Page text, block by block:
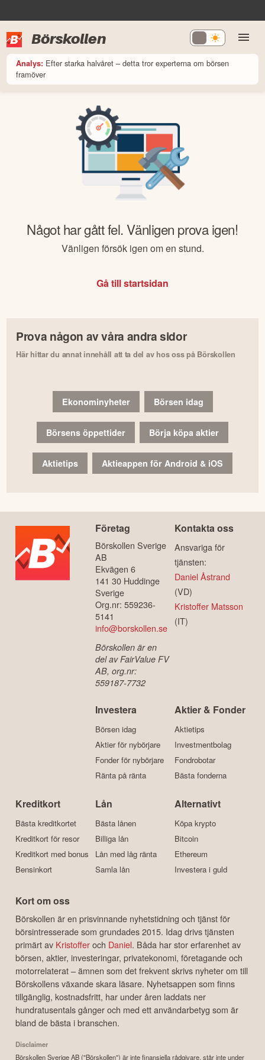
Börskollen
Analys: Efter starka halvåret – detta tror experterna om börsen
framöver
Något har gått fel. Vänligen prova igen!
Vänligen försök igen om en stund.
Gå till startsidan
Prova någon av våra andra sidor
Här hittar du annat innehåll att ta del av hos oss på Börskollen
Ekonominyheter Börsen idag
Börsens öppettider Börja köpa aktier
Aktietips Aktieappen för Android & iOS
Företag
Börskollen Sverige
AB
Ekvägen 6
141 30 Huddinge
Sverige
Org.nr: 559236-
5141
info@borskollen.se
Börskollen är en
del av FairValue FV
AB, org.nr:
559187-7732
Kontakta oss
Ansvariga för
tjänsten:
Daniel Åstrand
(VD)
Kristoffer Matsson
(IT)
Investera
Börsen idag
Aktier för nybörjare
Fonder för nybörjare
Ränta på ränta
Aktier & Fonder
Aktietips
Investmentbolag
Fondrobotar
Bästa fonderna
Kreditkort
Bästa kreditkortet
Kreditkort för resor
Kreditkort med bonus
Bensinkort
Lån
Bästa lånen
Billiga lån
Lån med låg ränta
Samla lån
Alternativt
Köpa krypto
Bitcoin
Ethereum
Investera i guld
Kort om oss
Börskollen är en prisvinnande nyhetstidning och tjänst för
börsintresserade som grundades 2015. Idag drivs tjänsten
primärt av Kristofferoch Daniel. Båda har stor erfarenhet av
börsen, aktier, investeringar, privatekonomi, företagande och
motorrelaterat – ämnen som det frekvent skrivs nyheter om till
Börskollens växande skara läsare. Nyhetsappen som finns
tillgänglig, kostnadsfritt, har under åren laddats ner
hundratusentals gånger och med ett användarbetyg som är
bland de bästa i branschen.
Disclaimer
Börskollen Sverige AB ("Börskollen") är inte finansiella rådgivare, står inte under